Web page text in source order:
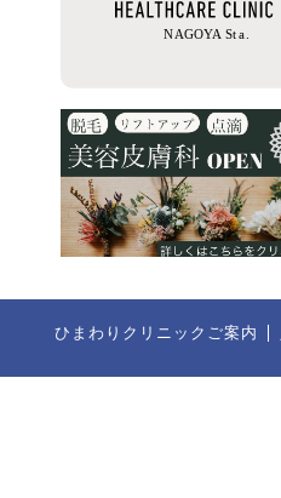
ひまわりクリニックご案内